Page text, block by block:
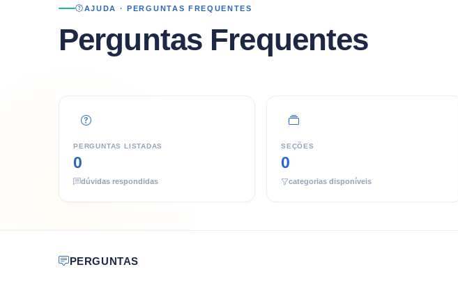
AJUDA · PERGUNTAS FREQUENTES
Perguntas Frequentes
PERGUNTAS LISTADAS
0
dúvidas respondidas
SEÇÕES
0
categorias disponíveis
PERGUNTAS